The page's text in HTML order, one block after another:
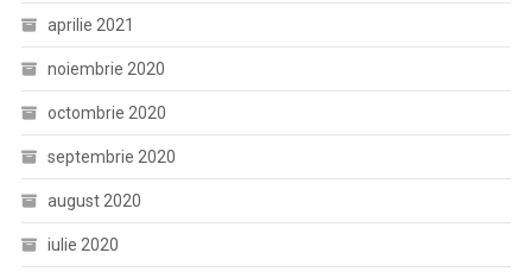
aprilie 2021
noiembrie 2020
octombrie 2020
septembrie 2020
august 2020
iulie 2020